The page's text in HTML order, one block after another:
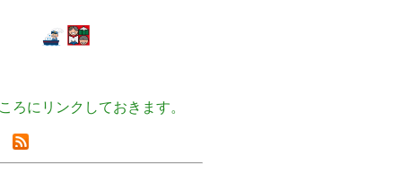
にリンクしておきます。